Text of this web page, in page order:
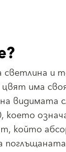
и
има
видимата
който